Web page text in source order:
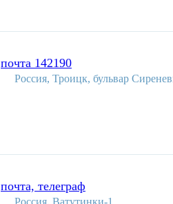
почта 142190
Россия, Троицк, бульвар
почта, телеграф
Россия, Ватутинки-1